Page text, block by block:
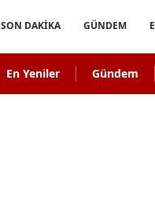
SON DAKİKA GÜNDEM
En Yeniler Gündem